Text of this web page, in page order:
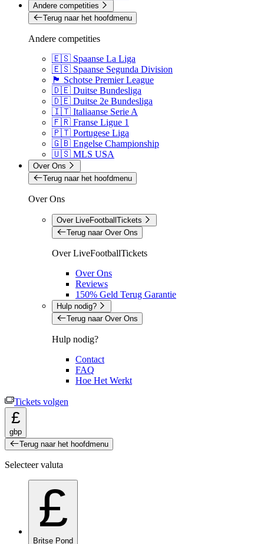
Andere competities
Terug naar het hoofdmenu
Andere competities
🇪🇸 Spaanse La Liga
🇪🇸 Spaanse Segunda Division
🏴󠁧󠁢󠁳󠁣󠁴󠁿 Schotse Premier League
🇩🇪 Duitse Bundesliga
🇩🇪 Duitse 2e Bundesliga
🇮🇹 Italiaanse Serie A
🇫🇷 Franse Ligue 1
🇵🇹 Portugese Liga
🇬🇧 Engelse Championship
🇺🇸 MLS USA
Over Ons
Terug naar het hoofdmenu
Over Ons
Over LiveFootballTickets
Terug naar Over Ons
Over LiveFootballTickets
Over Ons
Reviews
150% Geld Terug Garantie
Hulp nodig?
Terug naar Over Ons
Hulp nodig?
Contact
FAQ
Hoe Het Werkt
Tickets volgen
£
gbp
Terug naar het hoofdmenu
Selecteer valuta
£
Britse Pond